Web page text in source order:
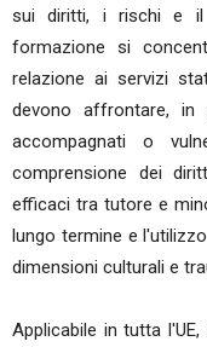
sui diritti, i rischi e il
formazione si
relazione ai servizi
devono affrontare,
accompagnati o
comprensione dei
efficaci tra tutore e
lungo termine e
dimensioni culturali e
Applicabile in tutta